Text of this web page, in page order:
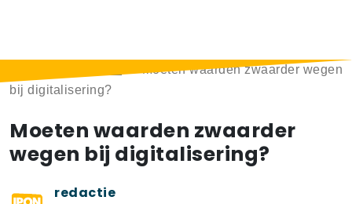
Moeten waarden zwaarder wegen
bij digitalisering?
Moeten waarden zwaarder
wegen bij digitalisering?
redactie